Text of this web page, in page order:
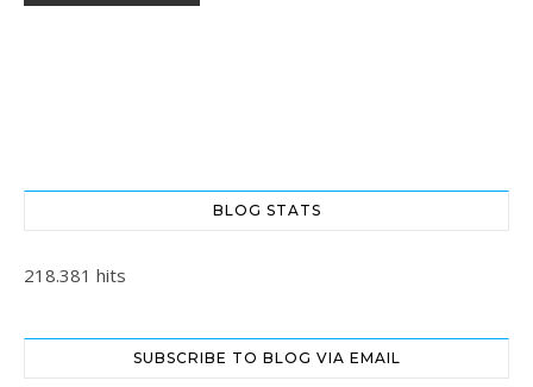
BLOG STATS
218.381 hits
SUBSCRIBE TO BLOG VIA EMAIL